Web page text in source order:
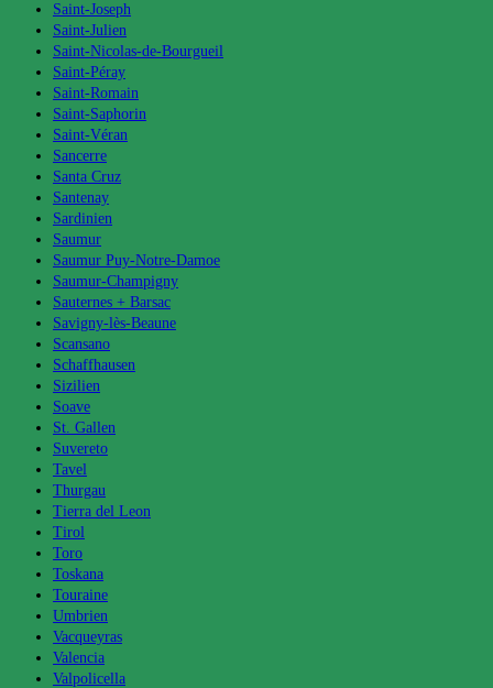
Saint-Joseph
Saint-Julien
Saint-Nicolas-de-Bourgueil
Saint-Péray
Saint-Romain
Saint-Saphorin
Saint-Véran
Sancerre
Santa Cruz
Santenay
Sardinien
Saumur
Saumur Puy-Notre-Damoe
Saumur-Champigny
Sauternes + Barsac
Savigny-lès-Beaune
Scansano
Schaffhausen
Sizilien
Soave
St. Gallen
Suvereto
Tavel
Thurgau
Tierra del Leon
Tirol
Toro
Toskana
Touraine
Umbrien
Vacqueyras
Valencia
Valpolicella